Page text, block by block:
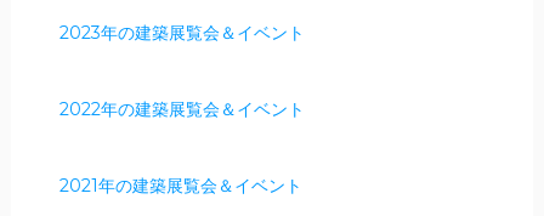
2023年の建築展覧会＆イベント
2022年の建築展覧会＆イベント
2021年の建築展覧会＆イベント